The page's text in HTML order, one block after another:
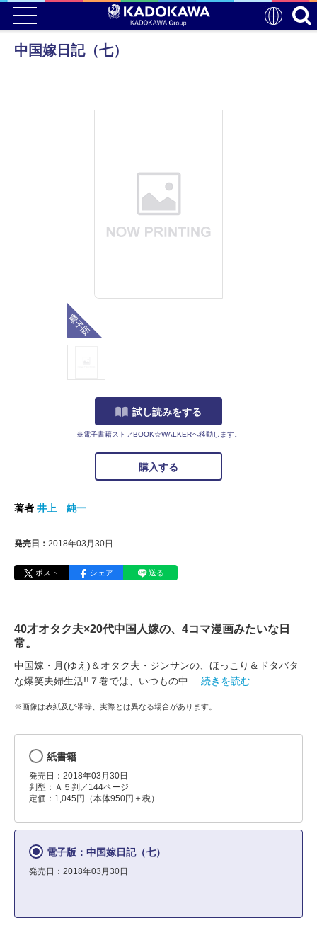
中国嫁日記（七）
試し読みをする
※電子書籍ストアBOOK☆WALKERへ移動します。
購入する
著者 井上 純一
発売日： 2018年03月30日
ポスト シェア 送る
40才オタク夫×20代中国人嫁の、4コマ漫画みたいな日
常。
中国嫁・月(ゆえ)＆オタク夫・ジンサンの、ほっこり＆ドタバタ
な爆笑夫婦生活!!７巻では、いつもの中
…続きを読む
※画像は表紙及び帯等、実際とは異なる場合があります。
紙書籍
発売日：2018年03月30日
判型：Ａ５判／144ページ
定価：1,045円（本体950円＋税）
電子版：中国嫁日記（七）
発売日：2018年03月30日